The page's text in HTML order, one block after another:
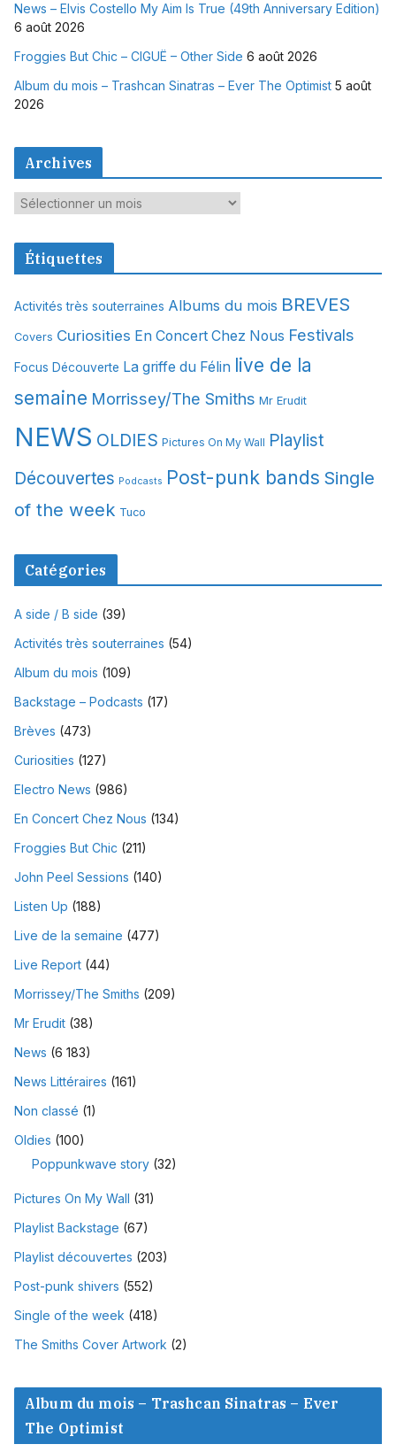
News – Elvis Costello My Aim Is True (49th Anniversary Edition)
6 août 2026
Froggies But Chic – CIGUË – Other Side 6 août 2026
Album du mois – Trashcan Sinatras – Ever The Optimist 5 août
2026
Archives
A
c
v
e
Étiquettes
Activités très souterraines Albums du mois BREVES
Covers Curiosities En Concert Chez Nous Festivals
Focus Découverte La griffe du Félin live de la
semaine Morrissey/The Smiths Mr Erudit
NEWS OLDIES Pictures On My Wall Playlist
Découvertes Podcasts Post-punk bands Single
of the week Tuco
Catégories
A side / B side (39)
Activités très souterraines (54)
Album du mois (109)
Backstage – Podcasts (17)
Brèves (473)
Curiosities (127)
Electro News (986)
En Concert Chez Nous (134)
Froggies But Chic (211)
John Peel Sessions (140)
Listen Up (188)
Live de la semaine (477)
Live Report (44)
Morrissey/The Smiths (209)
Mr Erudit (38)
News (6 183)
News Littéraires (161)
Non classé (1)
Oldies (100)
Poppunkwave story (32)
Pictures On My Wall (31)
Playlist Backstage (67)
Playlist découvertes (203)
Post-punk shivers (552)
Single of the week (418)
The Smiths Cover Artwork (2)
Album du mois – Trashcan Sinatras – Ever
The Optimist